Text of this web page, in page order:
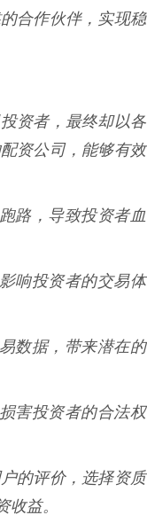
合作伙伴，实现稳
资者，最终却以各
资公司，能够有效
路，导致投资者血
响投资者的交易体
数据，带来潜在的
害投资者的合法权
的评价，选择资质
益。